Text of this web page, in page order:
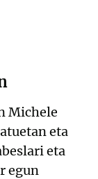
Michele
eta
eta
egun